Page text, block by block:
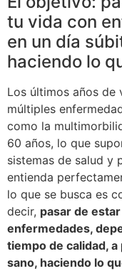
tu vida con
en un día
haciendo lo
Los últimos años de
múltiples
como la
60 años, lo que
sistemas de salud y
entienda
lo que se busca es
decir, pasar de
enfermedades,
tiempo de calidad,
sano, haciendo lo